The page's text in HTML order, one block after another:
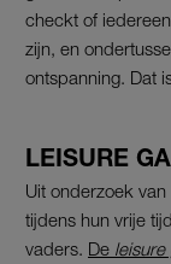
checkt of
zijn, en
ontspanning. Dat
LEISURE
Uit onderzoek
tijdens hun vrije
vaders. De leisure